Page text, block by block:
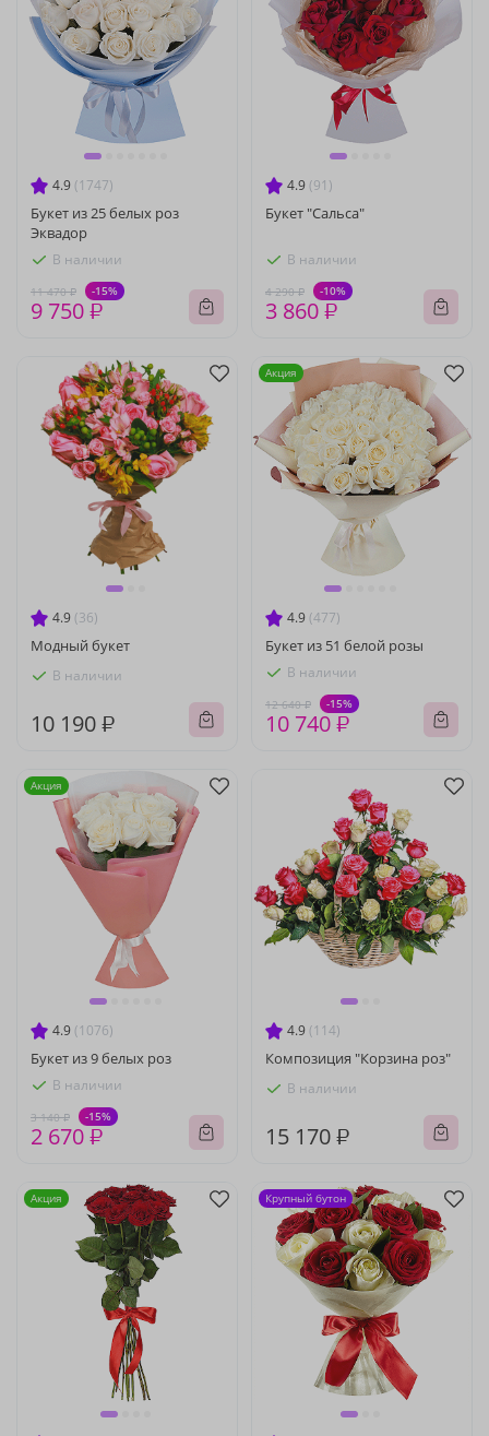
4.9 (1747)
Букет из 25 белых роз
Эквадор
В наличии
11 470 ₽ -15%
9 750 ₽
4.9 (91)
Букет "Сальса"
В наличии
4 290 ₽ -10%
3 860 ₽
4.9 (36)
Модный букет
В наличии
10 190 ₽
4.9 (477)
Букет из 51 белой розы
В наличии
12 640 ₽ -15%
10 740 ₽
Акция
4.9 (1076)
Букет из 9 белых роз
В наличии
3 140 ₽ -15%
2 670 ₽
Акция
4.9 (114)
Композиция "Корзина роз"
В наличии
15 170 ₽
Акция Крупный бутон